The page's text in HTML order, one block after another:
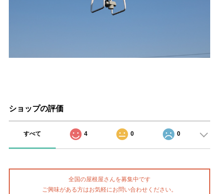
ショップの評価
すべて 4 0 0
全国の屋根屋さんを募集中です
ご興味がある方はお気軽にお問い合わせください。